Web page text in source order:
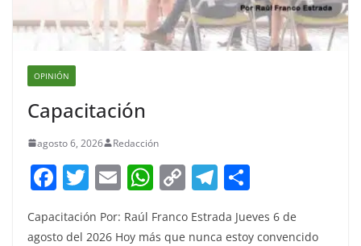
OPINIÓN
Capacitación
agosto 6, 2026 Redacción
F
a
c
T
itt
E
m
ai
W
at
C
p
T
el
e ar
Capacitación Por: Raúl Franco Estrada Jueves 6 de
agosto del 2026 Hoy más que nunca estoy convencido